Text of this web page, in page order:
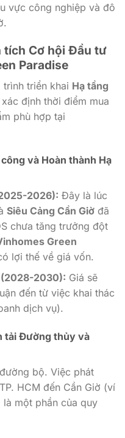
vực công nghiệp và đô
tích Cơ hội Đầu tư
Paradise
triển khai Hạ tầng
định thời điểm mua
phù hợp tại
và Hoàn thành Hạ
2026): Đây là lúc
Siêu Cảng Cần Giờđã
chưa tăng trưởng đột
Green
lợi thế về giá vốn.
(2028-2030): Giá sẽ
đến từ việc khai thác
dịch vụ).
tải Đường thủy và
bộ. Việc phát
HCM đến Cần Giờ (ví
là một phần của quy